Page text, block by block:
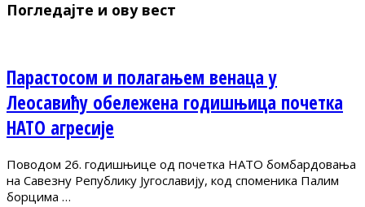
Погледајте и ову вест
Парастосом и полагањем венаца у
Леосавићу обележена годишњица почетка
НАТО агресије
Поводом 26. годишњице од почетка НАТО бомбардовања
на Савезну Републику Југославију, код споменика Палим
борцима …